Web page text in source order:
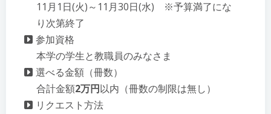
11月1日(火)～11月30日(水) ※予算満了にな
り次第終了
参加資格
本学の学生と教職員のみなさま
選べる金額（冊数）
合計金額2万円以内（冊数の制限は無し）
リクエスト方法